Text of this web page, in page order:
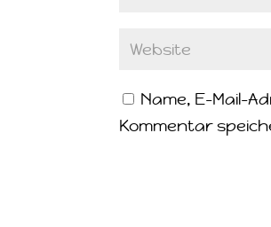
Name, E-Mail-
Kommentar